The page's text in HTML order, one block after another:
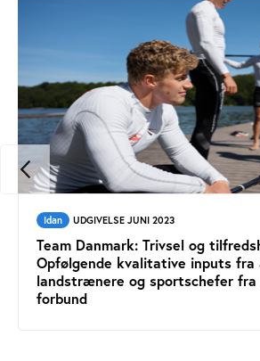
Idan UDGIVELSE JUNI 2023
Team Danmark: Trivsel og
Opfølgende kvalitative inputs fra
landstrænere og sportschefer
forbund